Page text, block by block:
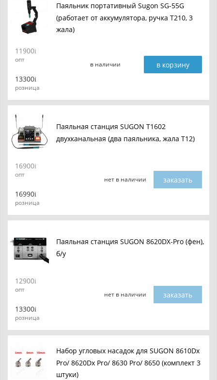
Паяльник портативный Sugon SG-55G
(работает от аккумулятора, ручка T210, 3
жала)
11900
опт
13300
розница
в наличии в корзину
Паяльная станция SUGON T1602
двухканальная (два паяльника, жала T12)
16900
опт
16990
розница
нет в наличии заказать
Паяльная станция SUGON 8620DX-Pro (фен),
б/у
12900
опт
13300
розница
нет в наличии заказать
Набор угловых насадок для SUGON 8610Dx
Pro/ 8620Dx Pro/ 8630 Pro/ 8650 (комплект 3
штуки)